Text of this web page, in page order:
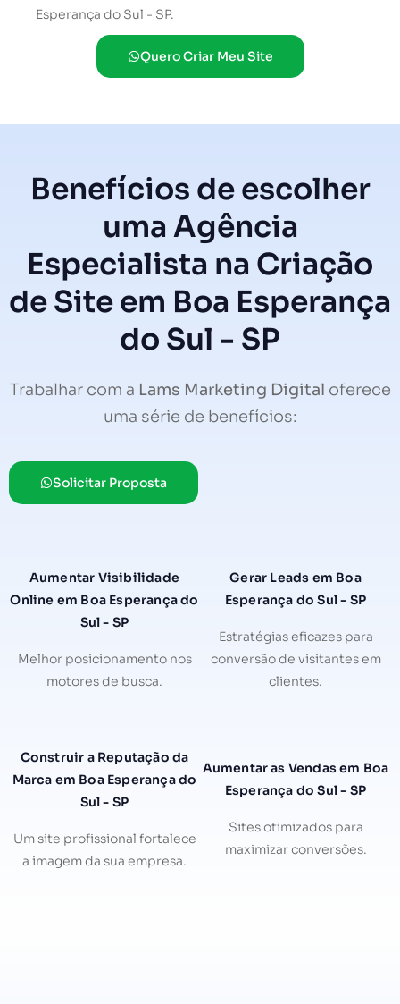
Esperança do Sul - SP.
Quero Criar Meu Site
Benefícios de escolher
uma Agência
Especialista na Criação
de Site em Boa Esperança
do Sul - SP
Trabalhar com a Lams Marketing Digital oferece
uma série de benefícios:
Solicitar Proposta
Aumentar Visibilidade
Online em Boa Esperança do
Sul - SP
Melhor posicionamento nos
motores de busca.
Gerar Leads em Boa
Esperança do Sul - SP
Estratégias eficazes para
conversão de visitantes em
clientes.
Construir a Reputação da
Marca em Boa Esperança do
Sul - SP
Um site profissional fortalece
a imagem da sua empresa.
Aumentar as Vendas em Boa
Esperança do Sul - SP
Sites otimizados para
maximizar conversões.